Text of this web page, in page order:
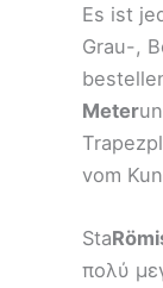
Es ist
Grau-,
Meter
vom
Sta
πολύ